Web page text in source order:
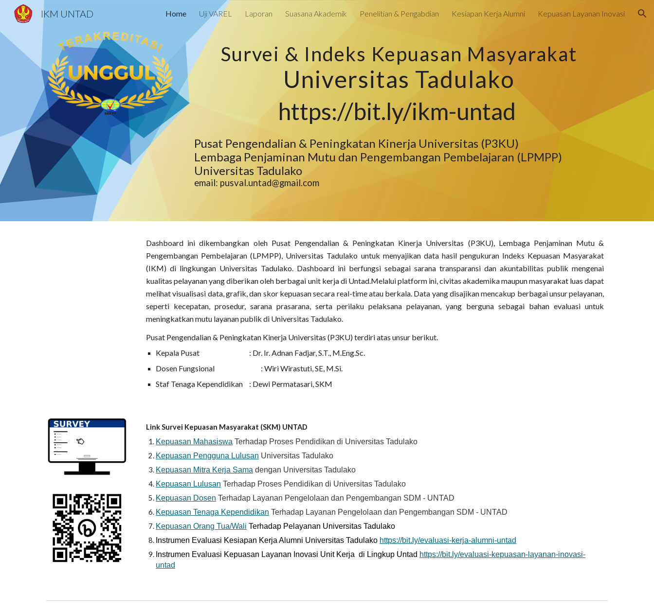
Skip to main content Skip to navigation
IKM UNTAD Home Uji VAREL Laporan Suasana Akademik Penelitian & Pengabdian Kesiapan Kerja Alumni Kepuasan Layanan Inovasi
Survei & Indeks Kepuasan Masyarakat
Universitas Tadulako
https://bit.ly/ikm-untad
Pusat Pengendalian & Peningkatan Kinerja Universitas (P3KU)
Lembaga Penjaminan Mutu dan Pengembangan Pembelajaran (LPMPP)
Universitas Tadulako
email: pusval.untad@gmail.com
Dashboard ini dikembangkan oleh Pusat Pengendalian & Peningkatan Kinerja Universitas (P3KU), Lembaga Penjaminan Mutu &
Pengembangan Pembelajaran (LPMPP), Universitas Tadulako untuk menyajikan data hasil pengukuran Indeks Kepuasan Masyarakat
(IKM) di lingkungan Universitas Tadulako. Dashboard ini berfungsi sebagai sarana transparansi dan akuntabilitas publik mengenai
kualitas pelayanan yang diberikan oleh berbagai unit kerja di Untad.Melalui platform ini, civitas akademika maupun masyarakat luas dapat
melihat visualisasi data, grafik, dan skor kepuasan secara real-time atau berkala. Data yang disajikan mencakup berbagai unsur pelayanan,
seperti kecepatan, prosedur, sarana prasarana, serta perilaku pelaksana pelayanan, yang berguna sebagai bahan evaluasi untuk
meningkatkan mutu layanan publik di Universitas Tadulako.
Pusat Pengendalian & Peningkatan Kinerja Universitas (P3KU) terdiri atas unsur berikut.
Kepala Pusat
: Dr. Ir. Adnan Fadjar, S.T., M.Eng.Sc.
Dosen Fungsional
: Wiri Wirastuti, SE, M.Si.
Staf Tenaga Kependidikan
: Dewi Permatasari, SKM
Link Survei Kepuasan Masyarakat (SKM) UNTAD
Kepuasan Mahasiswa Terhadap Proses Pendidikan di Universitas Tadulako
Kepuasan Pengguna Lulusan Universitas Tadulako
Kepuasan Mitra Kerja Sama dengan Universitas Tadulako
Kepuasan Lulusan Terhadap Proses Pendidikan di Universitas Tadulako
Kepuasan Dosen Terhadap Layanan Pengelolaan dan Pengembangan SDM - UNTAD
Kepuasan Tenaga Kependidikan Terhadap Layanan Pengelolaan dan Pengembangan SDM - UNTAD
Kepuasan Orang Tua/Wali Terhadap Pelayanan Universitas Tadulako
Instrumen Evaluasi Kesiapan Kerja Alumni Universitas Tadulako https://bit.ly/evaluasi-kerja-alumni-untad
Instrumen Evaluasi Kepuasan Layanan Inovasi Unit Kerja di Lingkup Untad https://bit.ly/evaluasi-kepuasan-layanan-inovasi-
untad